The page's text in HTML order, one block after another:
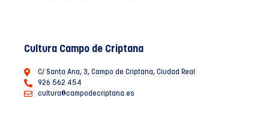
Cultura Campo de Criptana
C/ Santa Ana, 3, Campo de Criptana, Ciudad Real
926 562 454
cultura@campodecriptana.es